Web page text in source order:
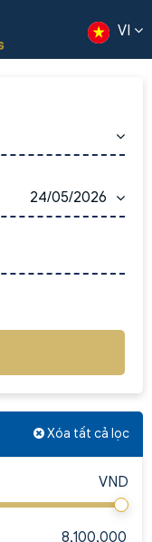
VI
24/05/2026
Xóa tất cả lọc
VND